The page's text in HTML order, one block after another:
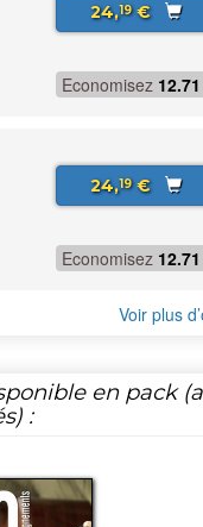
24,19€
Economisez 12.71
24,19€
Economisez 12.71
Voir plus
en pack
: